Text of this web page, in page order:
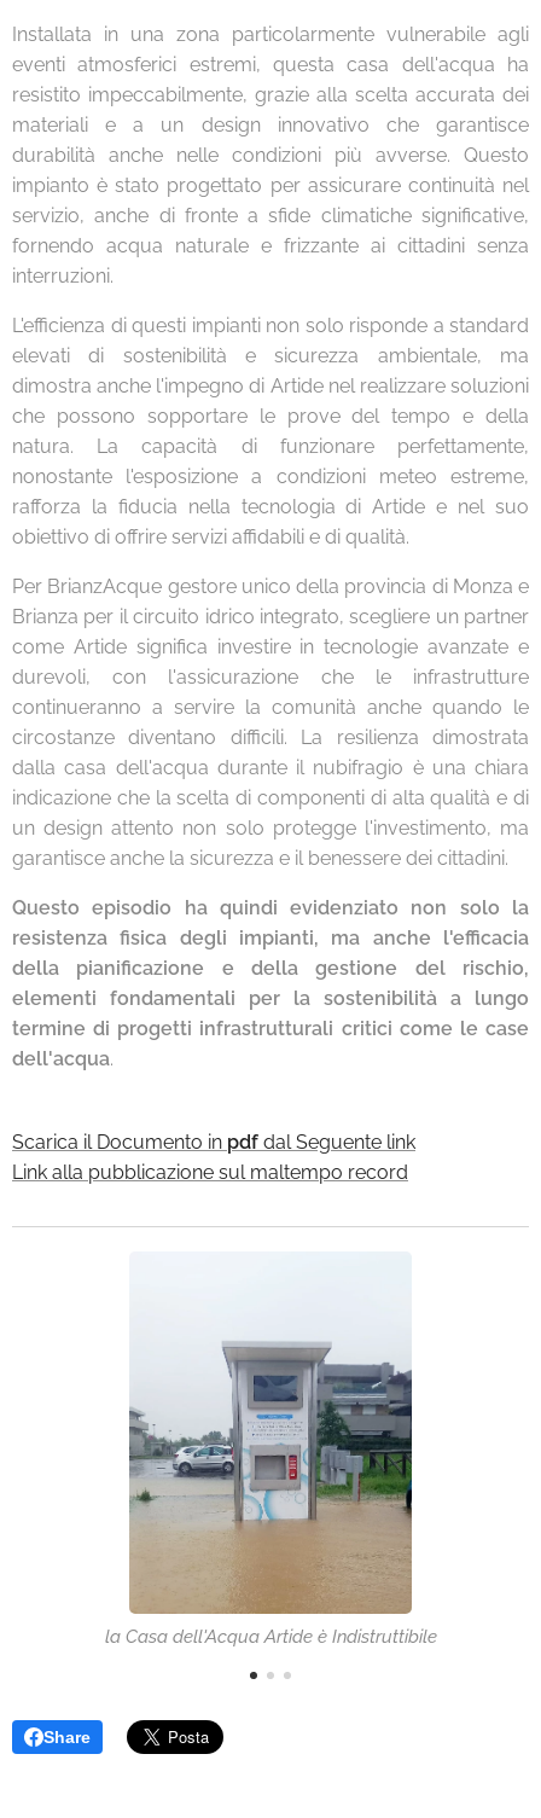
Installata in una zona particolarmente vulnerabile agli
eventi atmosferici estremi, questa casa dell'acqua ha
resistito impeccabilmente, grazie alla scelta accurata dei
materiali e a un design innovativo che garantisce
durabilità anche nelle condizioni più avverse. Questo
impianto è stato progettato per assicurare continuità nel
servizio, anche di fronte a sfide climatiche significative,
fornendo acqua naturale e frizzante ai cittadini senza
interruzioni.
L'efficienza di questi impianti non solo risponde a standard
elevati di sostenibilità e sicurezza ambientale, ma
dimostra anche l'impegno di Artide nel realizzare soluzioni
che possono sopportare le prove del tempo e della
natura. La capacità di funzionare perfettamente,
nonostante l'esposizione a condizioni meteo estreme,
rafforza la fiducia nella tecnologia di Artide e nel suo
obiettivo di offrire servizi affidabili e di qualità.
Per BrianzAcque gestore unico della provincia di Monza e
Brianza per il circuito idrico integrato, scegliere un partner
come Artide significa investire in tecnologie avanzate e
durevoli, con l'assicurazione che le infrastrutture
continueranno a servire la comunità anche quando le
circostanze diventano difficili. La resilienza dimostrata
dalla casa dell'acqua durante il nubifragio è una chiara
indicazione che la scelta di componenti di alta qualità e di
un design attento non solo protegge l'investimento, ma
garantisce anche la sicurezza e il benessere dei cittadini.
Questo episodio ha quindi evidenziato non solo la
resistenza fisica degli impianti, ma anche l'efficacia
della pianificazione e della gestione del rischio,
elementi fondamentali per la sostenibilità a lungo
termine di progetti infrastrutturali critici come le case
dell'acqua.
Scarica il Documento in pdf dal Seguente link
Link alla pubblicazione sul maltempo record
la Casa dell'Acqua Artide è Indistruttibile
Share